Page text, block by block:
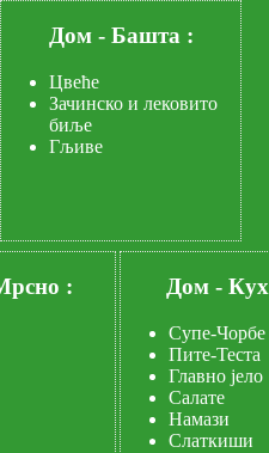
Дом - Башта :
Цвеће
Зачинско и лековито
биље
Гљиве
: Дом -
Супе-Чорбе
Пите-Теста
Главно јело
Салате
Намази
Слаткиши